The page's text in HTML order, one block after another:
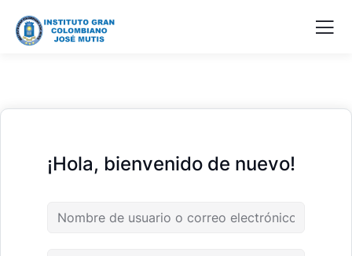
¡Hola, bienvenido de nuevo!